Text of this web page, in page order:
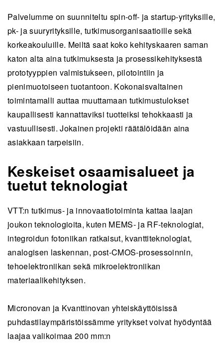
Palvelumme on suunniteltu spin-off- ja startup-yrityksille,
pk- ja suuryrityksille, tutkimusorganisaatioille sekä
korkeakouluille. Meiltä saat koko kehityskaaren saman
katon alta aina tutkimuksesta ja prosessikehityksestä
prototyyppien valmistukseen, pilotointiin ja
pienimuotoiseen tuotantoon. Kokonaisvaltainen
toimintamalli auttaa muuttamaan tutkimustulokset
kaupallisesti kannattaviksi tuotteiksi tehokkaasti ja
vastuullisesti. Jokainen projekti räätälöidään aina
asiakkaan tarpeisiin.
Keskeiset osaamisalueet ja
tuetut teknologiat
VTT:n tutkimus- ja innovaatiotoiminta kattaa laajan
joukon teknologioita, kuten MEMS- ja RF-teknologiat,
integroidun fotoniikan ratkaisut, kvanttiteknologiat,
analogisen laskennan, post-CMOS-prosessoinnin,
tehoelektroniikan sekä mikroelektroniikan
materiaalikehityksen.
Micronovan ja Kvanttinovan yhteiskäyttöisissä
puhdastilaympäristöissämme yritykset voivat hyödyntää
laajaa valikoimaa 200 mm:n